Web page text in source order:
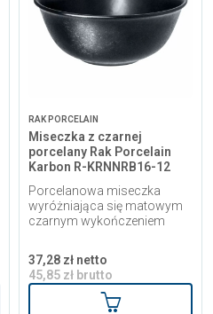
RAK PORCELAIN
Miseczka z czarnej
porcelany Rak Porcelain
Karbon R-KRNNRB16-12
Porcelanowa miseczka
wyróżniająca się matowym
czarnym wykończeniem
37,28 zł netto
45,85 zł brutto
Dodaj do